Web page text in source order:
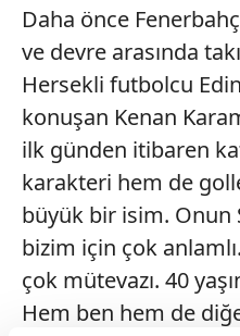
Daha önce
ve devre arasında
Hersekli futbolcu
konuşan Kenan
ilk günden itibaren
karakteri hem de
büyük bir isim. Onun
bizim için çok
çok mütevazı. 40
Hem ben hem de